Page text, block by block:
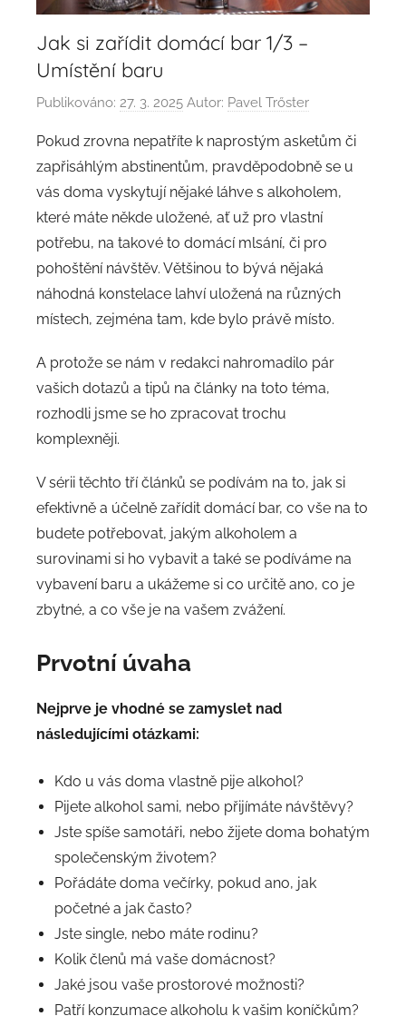
Jak si zařídit domácí bar 1/3 –
Umístění baru
Publikováno: 27. 3. 2025 Autor: Pavel Trőster
Pokud zrovna nepatříte k naprostým asketům či
zapřisáhlým abstinentům, pravděpodobně se u
vás doma vyskytují nějaké láhve s alkoholem,
které máte někde uložené, ať už pro vlastní
potřebu, na takové to domácí mlsání, či pro
pohoštění návštěv. Většinou to bývá nějaká
náhodná konstelace lahví uložená na různých
místech, zejména tam, kde bylo právě místo.
A protože se nám v redakci nahromadilo pár
vašich dotazů a tipů na články na toto téma,
rozhodli jsme se ho zpracovat trochu
komplexněji.
V sérii těchto tří článků se podívám na to, jak si
efektivně a účelně zařídit domácí bar, co vše na to
budete potřebovat, jakým alkoholem a
surovinami si ho vybavit a také se podíváme na
vybavení baru a ukážeme si co určitě ano, co je
zbytné, a co vše je na vašem zvážení.
Prvotní úvaha
Nejprve je vhodné se zamyslet nad
následujícími otázkami:
Kdo u vás doma vlastně pije alkohol?
Pijete alkohol sami, nebo přijímáte návštěvy?
Jste spíše samotáři, nebo žijete doma bohatým
společenským životem?
Pořádáte doma večírky, pokud ano, jak
početné a jak často?
Jste single, nebo máte rodinu?
Kolik členů má vaše domácnost?
Jaké jsou vaše prostorové možnosti?
Patří konzumace alkoholu k vašim koníčkům?